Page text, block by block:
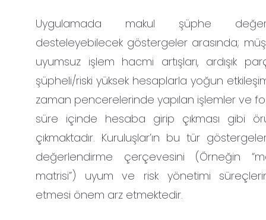
Uygulamada makul şüphe
desteleyebilecek göstergeler arasında;
uyumsuz işlem hacmi artışları, ardışık
şüpheli/riski yüksek hesaplarla yoğun
zaman pencerelerinde yapılan işlemler ve
süre içinde hesaba girip çıkması gibi
çıkmaktadır. Kuruluşlar’ın bu tür
değerlendirme çerçevesini (Örneğin
matrisi”) uyum ve risk yönetimi
etmesi önem arz etmektedir.